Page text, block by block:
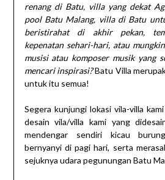
renang di Batu, villa yang dekat
pool Batu Malang, villa di Batu
beristirahat di akhir pekan,
kepenatan sehari-hari, atau
musisi atau komposer musik yang
mencari inspirasi?Batu Villa
untuk itu semua!
Segera kunjungi lokasi vila-villa
desain vila/villa kami yang
mendengar sendiri kicau
bernyanyi di pagi hari, serta
sejuknya udara pegunungan Batu